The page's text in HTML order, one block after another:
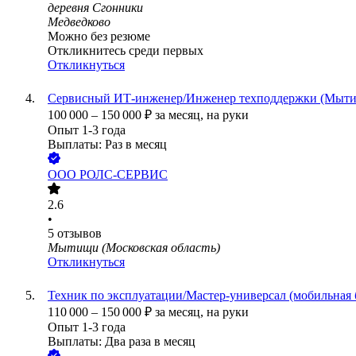
деревня Сгонники
Медведково
Можно без резюме
Откликнитесь среди первых
Откликнуться
Сервисный ИТ-инженер/Инженер техподдержки
100 000 – 150 000 ₽ за месяц, на руки
Опыт 1-3 года
Выплаты: Раз в месяц
ООО РОЛС-СЕРВИС
2.6
•
5 отзывов
Мытищи (Московская область)
Откликнуться
Техник по эксплуатации/Мастер-универсал
110 000 – 150 000 ₽ за месяц, на руки
Опыт 1-3 года
Выплаты: Два раза в месяц